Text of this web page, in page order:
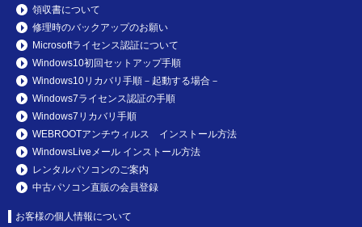
領収書について
修理時のバックアップのお願い
Microsoftライセンス認証について
Windows10初回セットアップ手順
Windows10リカバリ手順－起動する場合－
Windows7ライセンス認証の手順
Windows7リカバリ手順
WEBROOTアンチウィルス インストール方法
WindowsLiveメール インストール方法
レンタルパソコンのご案内
中古パソコン直販の会員登録
お客様の個人情報について